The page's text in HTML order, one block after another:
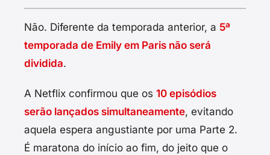
Não. Diferente da temporada anterior, a 5ª
temporada de Emily em Paris não será
dividida.
A Netflix confirmou que os 10 episódios
serão lançados simultaneamente, evitando
aquela espera angustiante por uma Parte 2.
É maratona do início ao fim, do jeito que o